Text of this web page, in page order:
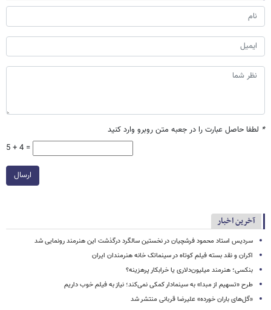
* لطفا حاصل عبارت را در جعبه متن روبرو وارد کنید
5 + 4 =
ارسال
آخرین اخبار
سردیس استاد محمود فرشچیان در نخستین سالگرد درگذشت این هنرمند رونمایی شد
اکران و نقد بسته فیلم کوتاه در سینماتک خانه هنرمندان ایران
بنکسی؛ هنرمند میلیون‌دلاری یا خرابکار پرهزینه؟
طرح «تسهیم از مبدا» به سینمادار کمکی نمی‌کند؛ نیاز به فیلم خوب داریم
«گل‌های باران خورده» علیرضا قربانی منتشر شد